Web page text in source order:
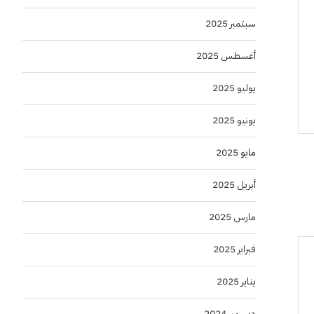
سبتمبر 2025
أغسطس 2025
يوليو 2025
يونيو 2025
مايو 2025
أبريل 2025
مارس 2025
فبراير 2025
يناير 2025